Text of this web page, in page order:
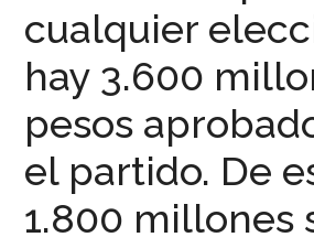
cualquier
hay 3.600
pesos
el partido. De
1.800 millones